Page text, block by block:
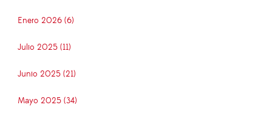
Enero 2026 (6)
Julio 2025 (11)
Junio 2025 (21)
Mayo 2025 (34)